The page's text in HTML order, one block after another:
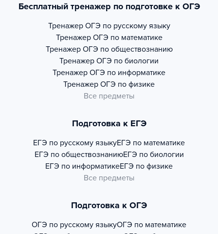
Бесплатный тренажер по подготовке к ОГЭ
Тренажер ОГЭ по русскому языку
Тренажер ОГЭ по математике
Тренажер ОГЭ по обществознанию
Тренажер ОГЭ по биологии
Тренажер ОГЭ по информатике
Тренажер ОГЭ по физике
Все предметы
Подготовка к ЕГЭ
ЕГЭ по русскому языкуЕГЭ по математике
ЕГЭ по обществознаниюЕГЭ по биологии
ЕГЭ по информатикеЕГЭ по физике
Все предметы
Подготовка к ОГЭ
ОГЭ по русскому языкуОГЭ по математике